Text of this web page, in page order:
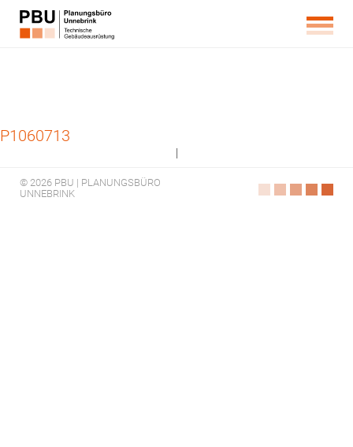
P1060713
|
© 2026 PBU | PLANUNGSBÜRO
UNNEBRINK